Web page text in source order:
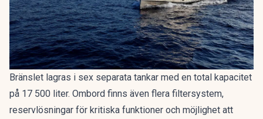
Bränslet lagras i sex separata tankar med en total kapacitet
på 17 500 liter. Ombord finns även flera filtersystem,
reservlösningar för kritiska funktioner och möjlighet att